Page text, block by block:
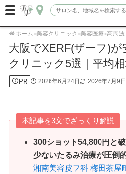
ホーム>美容クリニック >美容医療>高周波
大阪でXERF(ザーフ)
クリニック5選｜平均
PR 2026年6月24日 2026年7月9日
本記事を3文でざっくり解説
300ショット54,800円と
少ないたるみ治療が圧倒
湘南美容皮フ科 梅田茶屋